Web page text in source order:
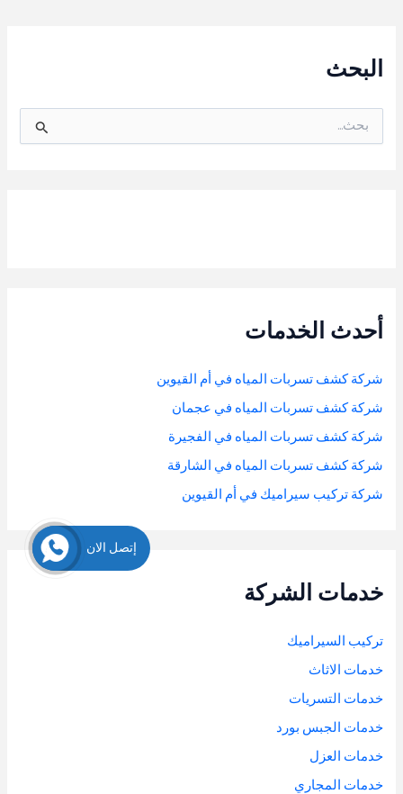
البحث
أحدث الخدمات
شركة كشف تسربات المياه في أم القيوين
شركة كشف تسربات المياه في عجمان
شركة كشف تسربات المياه في الفجيرة
شركة كشف تسربات المياه في الشارقة
شركة تركيب سيراميك في أم القيوين
خدمات الشركة
تركيب السيراميك
خدمات الاثاث
خدمات التسريات
خدمات الجبس بورد
خدمات العزل
خدمات المجاري
إتصل الان